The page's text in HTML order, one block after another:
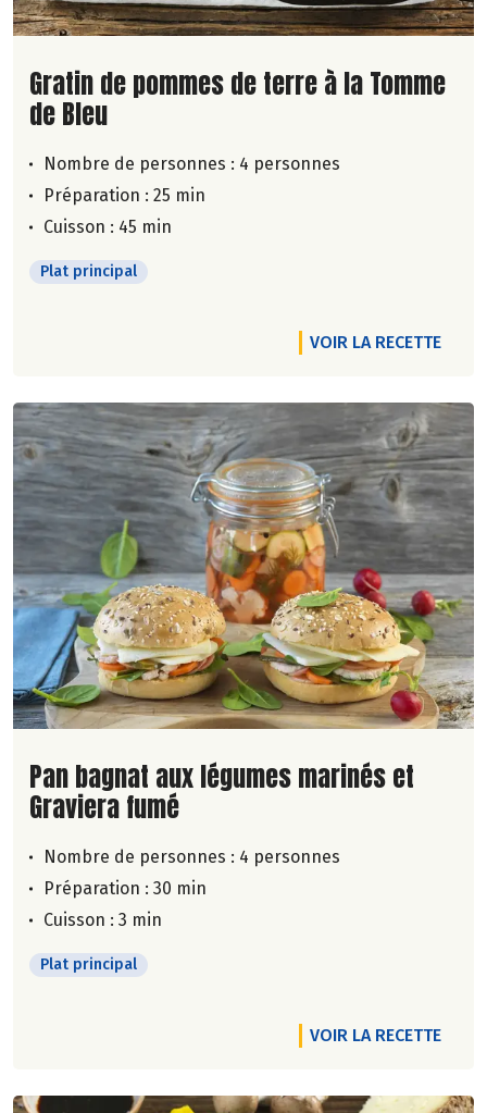
Lire la suite de la recette
Gratin de pommes de terre à la Tomme
de Bleu
Nombre de personnes : 4 personnes
Préparation : 25 min
Cuisson : 45 min
Plat principal
VOIR LA RECETTE
Lire la suite de la recette
Pan bagnat aux légumes marinés et
Graviera fumé
Nombre de personnes : 4 personnes
Préparation : 30 min
Cuisson : 3 min
Plat principal
VOIR LA RECETTE